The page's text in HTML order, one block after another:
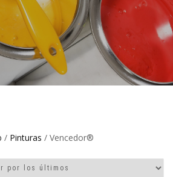
/ Pinturas / Vencedor®